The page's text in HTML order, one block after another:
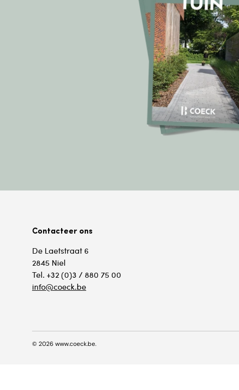
Contacteer ons
De Laetstraat 6
2845 Niel
Tel. +32 (0)3 / 880 75 00
info@coeck.be
© 2026 www.coeck.be.